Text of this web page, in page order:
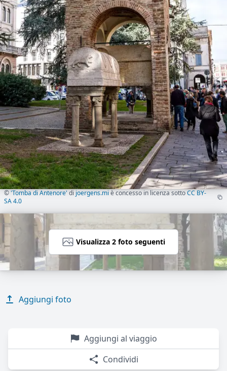
©'Tomba di Antenore'dijoergens.miè concesso in licenza sottoCC BY-
SA 4.0
Visualizza 2 foto seguenti
Aggiungi foto
Aggiungi al viaggio
Condividi